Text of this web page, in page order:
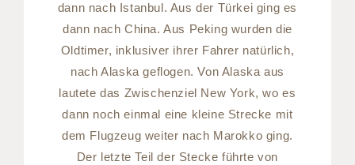
dann nach Istanbul. Aus der Türkei ging es
dann nach China. Aus Peking wurden die
Oldtimer, inklusiver ihrer Fahrer natürlich,
nach Alaska geflogen. Von Alaska aus
lautete das Zwischenziel New York, wo es
dann noch einmal eine kleine Strecke mit
dem Flugzeug weiter nach Marokko ging.
Der letzte Teil der Stecke führte von